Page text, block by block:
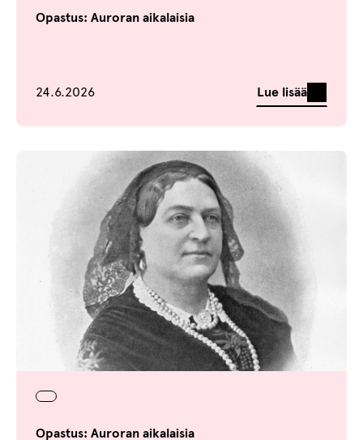
Opastus: Auroran aikalaisia
Julkaistu
24.6.2026 Lue lisää
Opastus: Auroran aikalaisia